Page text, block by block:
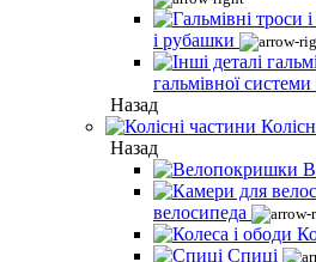
і рубашки
гальмівної системи
Назад
Назад
велосипеда
Спиці